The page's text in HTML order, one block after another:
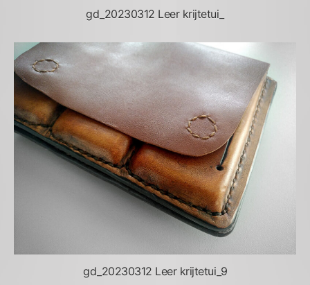
gd_20230312 Leer krijtetui_
gd_20230312 Leer krijtetui_9